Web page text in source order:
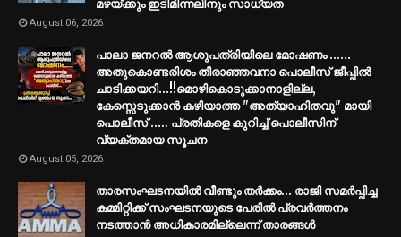
മഴയ്ക്കും ഇടിമിന്നലിനും സാധ്യത
August 06, 2026
പാലാ ജനറൽ ആശുപത്രിയിലെ മോഷണം ......
അതുകൊണ്ടരിശം തീരാഞ്ഞവനാ പൊലീസ് ജീപ്പില്‍
ചാടിക്കയറി...!!മൊഴികൊടുക്കാനാളില്ല,
കേസ്സെടുക്കാൻ കഴിയാത്ത "അത്യാഹിതവു" മായി
പൊലീസ് ..... പ്രതികളെ കുറിച്ച് പൊലീസിന്
വ്യക്തമായ സൂചന
August 05, 2026
താരസംഘടനയിൽ വീണ്ടും തർക്കം… രാജി സമര്‍പ്പിച്ച
കമ്മിറ്റിക്ക് സംഘടനയുടെ പേരില്‍ പ്രവര്‍ത്തനം
നടത്താന്‍ അധികാരമില്ലെന്ന് താരങ്ങൾ